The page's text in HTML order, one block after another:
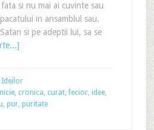
si nu mai ai cuvinte sau
in ansamblul sau.
si pe adeptii lui, sa se
Ideilor
, cronica, curat,fecior, idee,
, pur, puritate